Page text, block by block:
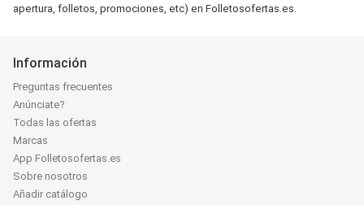
apertura, folletos, promociones, etc) en Folletosofertas.es.
Información
Preguntas frecuentes
Anúnciate?
Todas las ofertas
Marcas
App Folletosofertas.es
Sobre nosotros
Añadir catálogo